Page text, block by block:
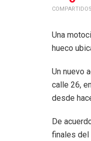
COMPARTIDOS
Una
hueco
Un nuevo
calle 26,
desde
De
finales del